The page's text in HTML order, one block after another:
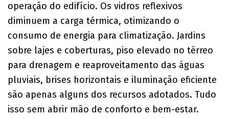
operação do edifício. Os vidros reflexivos
diminuem a carga térmica, otimizando o
consumo de energia para climatização. Jardins
sobre lajes e coberturas, piso elevado no térreo
para drenagem e reaproveitamento das águas
pluviais, brises horizontais e iluminação eficiente
são apenas alguns dos recursos adotados. Tudo
isso sem abrir mão de conforto e bem-estar.